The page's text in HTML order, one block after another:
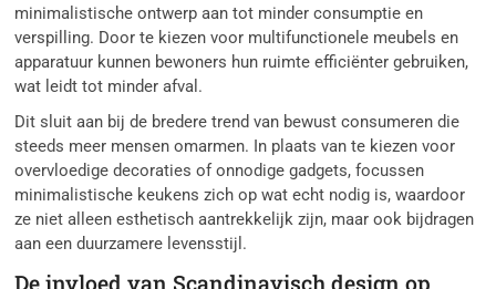
minimalistische ontwerp aan tot minder consumptie en
verspilling. Door te kiezen voor multifunctionele meubels en
apparatuur kunnen bewoners hun ruimte efficiënter gebruiken,
wat leidt tot minder afval.
Dit sluit aan bij de bredere trend van bewust consumeren die
steeds meer mensen omarmen. In plaats van te kiezen voor
overvloedige decoraties of onnodige gadgets, focussen
minimalistische keukens zich op wat echt nodig is, waardoor
ze niet alleen esthetisch aantrekkelijk zijn, maar ook bijdragen
aan een duurzamere levensstijl.
De invloed van Scandinavisch design op